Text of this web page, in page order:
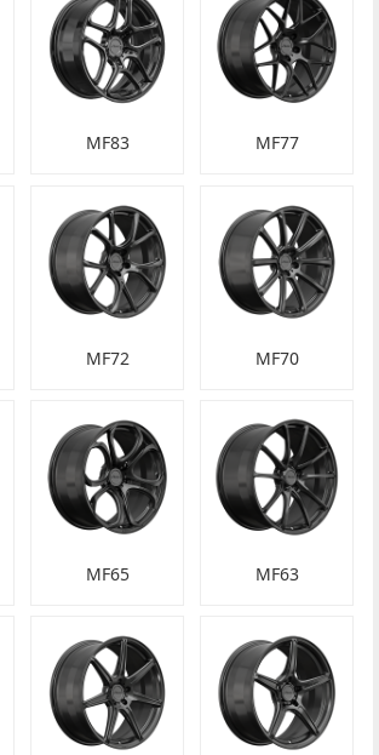
MF83 MF77
MF72 MF70
MF65 MF63